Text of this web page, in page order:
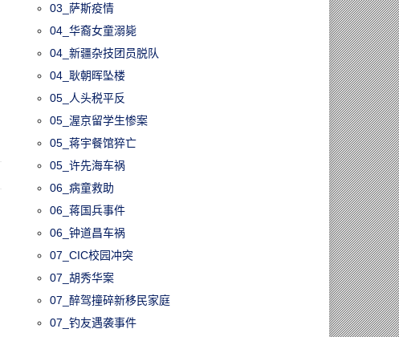
03_萨斯疫情
04_华裔女童溺毙
04_新疆杂技团员脱队
04_耿朝晖坠楼
05_人头税平反
05_渥京留学生惨案
05_蒋宇餐馆猝亡
05_许先海车祸
06_病童救助
06_蒋国兵事件
06_钟道昌车祸
07_CIC校园冲突
07_胡秀华案
07_醉驾撞碎新移民家庭
07_钓友遇袭事件